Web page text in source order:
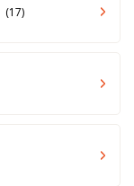
17